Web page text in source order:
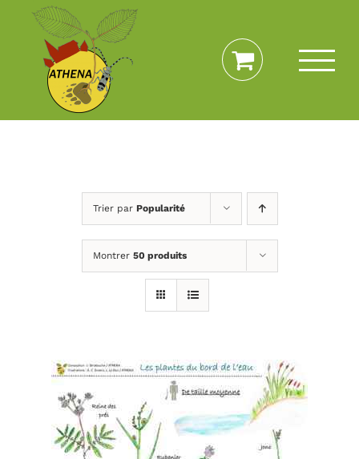
Passer
contenu
Trier par Popularité
Montrer 50 produits